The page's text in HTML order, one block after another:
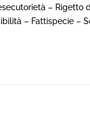
– Rigetto
– Fattispecie –